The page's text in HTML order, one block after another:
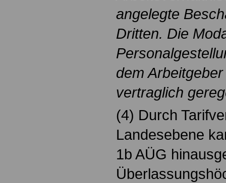
angelegte
Dritten. Die
dem
vertraglich
(4) Durch
Landesebene
1b AÜG